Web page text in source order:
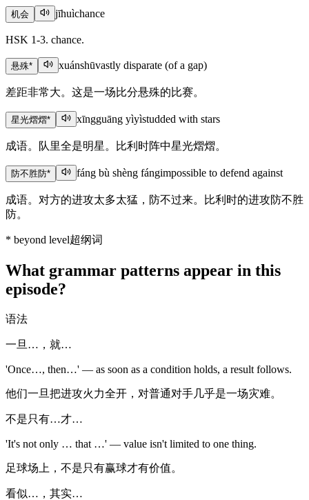
机会 jīhuìchance
HSK 1-3. chance.
悬殊* xuánshūvastly disparate (of a gap)
差距非常大。这是一场比分悬殊的比赛。
星光熠熠* xīngguāng yìyìstudded with stars
成语。队里全是明星。比利时阵中星光熠熠。
防不胜防* fáng bù shèng fángimpossible to defend against
成语。对方的进攻太多太猛，防不过来。比利时的进攻防不胜
防。
* beyond level超纲词
What grammar patterns appear in this
episode?
语法
一旦…，就…
'Once…, then…' — as soon as a condition holds, a result follows.
他们一旦把进攻火力全开，对普通对手几乎是一场灾难。
不是只有…才…
'It's not only … that …' — value isn't limited to one thing.
足球场上，不是只有赢球才有价值。
看似…，其实…